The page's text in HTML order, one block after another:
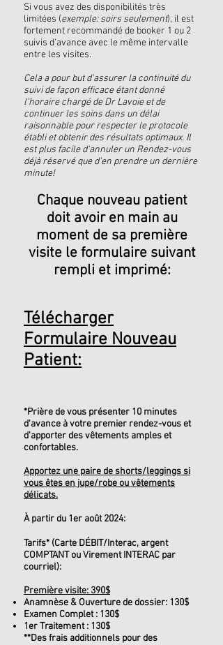
Si vous avez des disponibilités très
limitées (exemple: soirs seulement), il est
fortement recommandé de booker 1 ou 2
suivis d'avance avec le même intervalle
entre les visites.
Cela a pour but d'assurer la continuité du
suivi de façon efficace étant donné
l'horaire chargé de Dr Lavoie et de
continuer les soins dans un délai
raisonnable pour respecter le protocole
établi et obtenir des résultats optimaux. Il
est plus facile d'annuler un Rendez-vous
déjà réservé que d'en prendre un dernière
minute!
Chaque nouveau patient
doit avoir en main au
moment de sa première
visite le formulaire suivant
rempli et imprimé:
Télécharger
Formulaire Nouveau
Patient:
*Prière de vous présenter 10 minutes
d'avance à votre premier rendez-vous et
d'apporter des vêtements amples et
confortables.
Apportez une paire de shorts/leggings si
vous êtes en jupe/robe ou vêtements
délicats.
À partir du 1er août 2024:
Tarifs* (Carte DÉBIT/Interac, argent
COMPTANT ou Virement INTERAC par
courriel):
Première visite: 390$
Anamnèse & Ouverture de dossier: 130$
Examen Complet : 130$
1er Traitement : 130$
**Des frais additionnels pour des